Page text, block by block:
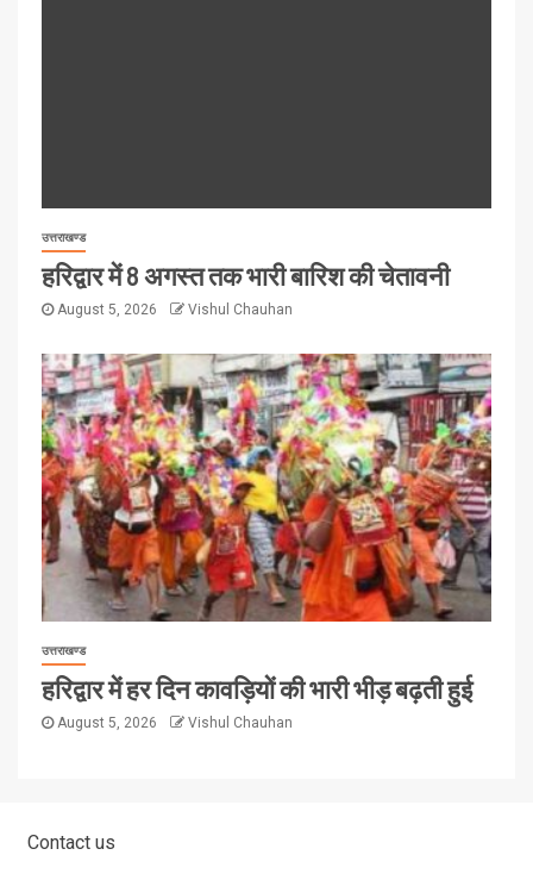
उत्तराखण्ड
हरिद्वार में 8 अगस्त तक भारी बारिश की चेतावनी
August 5, 2026 Vishul Chauhan
उत्तराखण्ड
हरिद्वार में हर दिन कावड़ियों की भारी भीड़ बढ़ती हुई
August 5, 2026 Vishul Chauhan
Contact us